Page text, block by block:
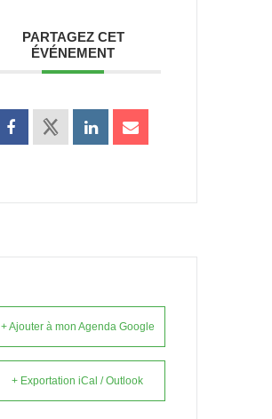
PARTAGEZ CET
ÉVÉNEMENT
+ Ajouter à mon Agenda Google
+ Exportation iCal / Outlook